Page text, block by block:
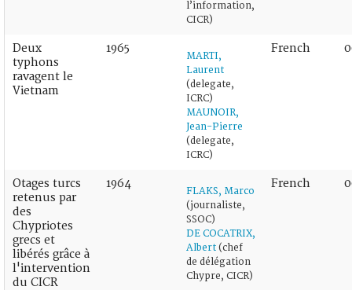
l’information,
CICR)
Deux
typhons
ravagent le
Vietnam
1965
MARTI,
Laurent
(delegate,
ICRC)
MAUNOIR,
Jean-Pierre
(delegate,
ICRC)
French
Otages turcs
retenus par
des
Chypriotes
grecs et
libérés grâce à
l'intervention
du CICR
1964
FLAKS, Marco
(journaliste,
SSOC)
DE COCATRIX,
Albert (chef
de délégation
Chypre, CICR)
French